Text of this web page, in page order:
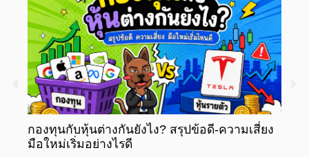
กองทุนกับหุ้นต่างกันยังไง? สรุปข้อดี-ความเสี่ยง
มือใหม่เริ่มอย่างไรดี